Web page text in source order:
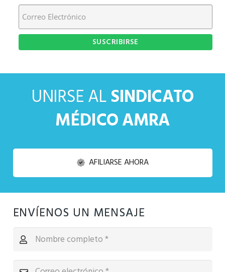
UNIRSE ALSINDICATO
MÉDICO AMRA
AFILIARSE AHORA
ENVÍENOS UN MENSAJE